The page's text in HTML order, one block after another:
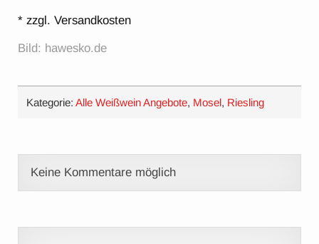
* zzgl. Versandkosten
Bild: hawesko.de
Kategorie:Alle Weißwein Angebote, Mosel, Riesling
Keine Kommentare möglich